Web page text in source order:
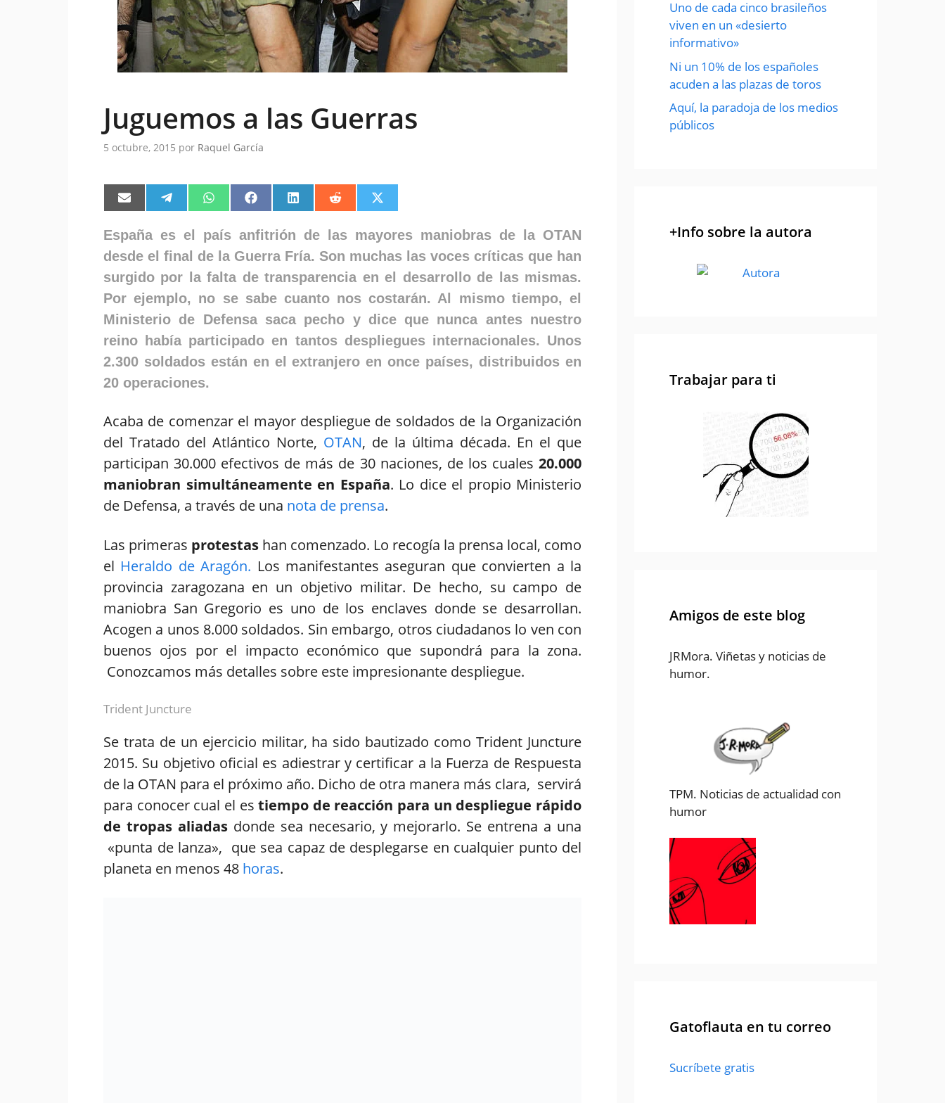
Juguemos a las Guerras
5 octubre, 2015 por Raquel García
Compartir
en
Compartir
en
Compartir
en
Compartir
en
Compartir
en
Compartir
en
Compartir
en
(Twitter)
España es el país anfitrión de las mayores maniobras de la OTAN
desde el final de la Guerra Fría. Son muchas las voces críticas que han
surgido por la falta de transparencia en el desarrollo de las mismas.
Por ejemplo, no se sabe cuanto nos costarán. Al mismo tiempo, el
Ministerio de Defensa saca pecho y dice que nunca antes nuestro
reino había participado en tantos despliegues internacionales. Unos
2.300 soldados están en el extranjero en once países, distribuidos en
20 operaciones.
Acaba de comenzar el mayor despliegue de soldados de la Organización
del Tratado del Atlántico Norte, OTAN, de la última década. En el que
participan 30.000 efectivos de más de 30 naciones, de los cuales 20.000
maniobran simultáneamente en España. Lo dice el propio Ministerio
de Defensa, a través de una nota de prensa.
Las primeras protestas han comenzado. Lo recogía la prensa local, como
el Heraldo de Aragón. Los manifestantes aseguran que convierten a la
provincia zaragozana en un objetivo militar. De hecho, su campo de
maniobra San Gregorio es uno de los enclaves donde se desarrollan.
Acogen a unos 8.000 soldados. Sin embargo, otros ciudadanos lo ven con
buenos ojos por el impacto económico que supondrá para la zona.
Conozcamos más detalles sobre este impresionante despliegue.
Trident Juncture
Se trata de un ejercicio militar, ha sido bautizado como Trident Juncture
2015. Su objetivo oficial es adiestrar y certificar a la Fuerza de Respuesta
de la OTAN para el próximo año. Dicho de otra manera más clara, servirá
para conocer cual el estiempo de reacción para un despliegue rápido
de tropas aliadasdonde sea necesario, y mejorarlo. Se entrena a una
«punta de lanza», que sea capaz de desplegarse en cualquier punto del
planeta en menos 48 horas.
Uno de cada cinco brasileños
viven en un «desierto
informativo»
Ni un 10% de los españoles
acuden a las plazas de toros
Aquí, la paradoja de los medios
públicos
+Info sobre la autora
Trabajar para ti
Amigos de este blog
JRMora. Viñetas y noticias de
humor.
TPM. Noticias de actualidad con
humor
Gatoflauta en tu correo
Sucríbete gratis